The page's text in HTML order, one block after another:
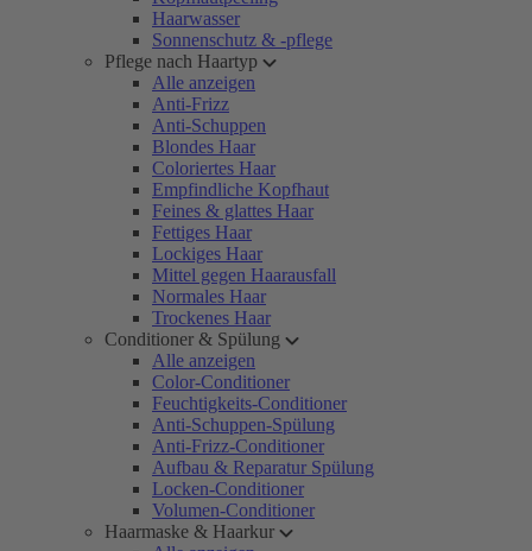
Haarwasser
Sonnenschutz & -pflege
Pflege nach Haartyp
Alle anzeigen
Anti-Frizz
Anti-Schuppen
Blondes Haar
Coloriertes Haar
Empfindliche Kopfhaut
Feines & glattes Haar
Fettiges Haar
Lockiges Haar
Mittel gegen Haarausfall
Normales Haar
Trockenes Haar
Conditioner & Spülung
Alle anzeigen
Color-Conditioner
Feuchtigkeits-Conditioner
Anti-Schuppen-Spülung
Anti-Frizz-Conditioner
Aufbau & Reparatur Spülung
Locken-Conditioner
Volumen-Conditioner
Haarmaske & Haarkur